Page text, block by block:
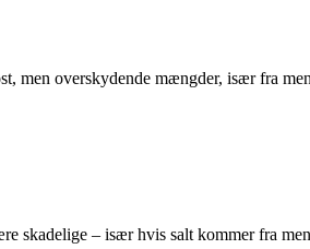
men overskydende mængder, især fra
skadelige – især hvis salt kommer fra